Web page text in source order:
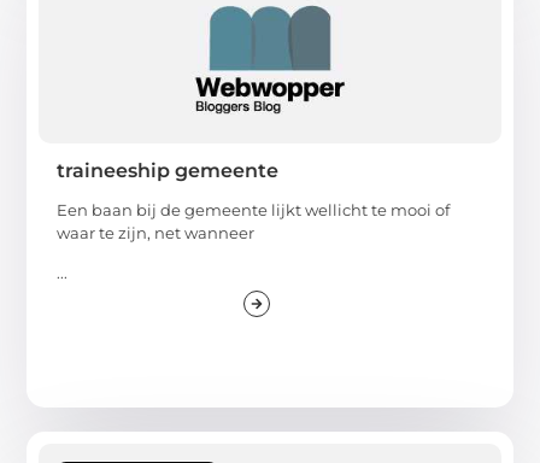
traineeship gemeente
Een baan bij de gemeente lijkt wellicht te mooi of
waar te zijn, net wanneer
...